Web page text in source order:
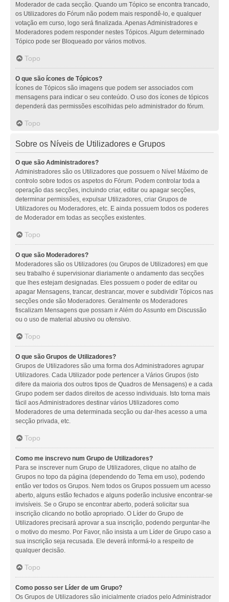
Moderador de cada secção. Quando um Tópico se encontra trancado,
os Utilizadores do Fórum não podem mais respondê-lo, e qualquer
votação em curso, logo será finalizada. Apenas Administradores e
Moderadores podem responder nestes Tópicos. Algum determinado
Tópico pode ser Bloqueado por vários motivos.
Topo
O que são ícones de Tópicos?
Ícones de Tópicos são imagens que podem ser associados com
mensagens para indicar o seu conteúdo. O uso dos ícones de tópicos
dependerá das permissões escolhidas pelo administrador do fórum.
Topo
Sobre os Níveis de Utilizadores e Grupos
O que são Administradores?
Administradores são os Utilizadores que possuem o Nível Máximo de
controlo sobre todos os aspetos do Fórum. Podem controlar toda a
operação das secções, incluindo criar, editar ou apagar secções,
determinar permissões, expulsar Utilizadores, criar Grupos de
Utilizadores ou Moderadores, etc. E ainda possuem todos os poderes
de Moderador em todas as secções existentes.
Topo
O que são Moderadores?
Moderadores são os Utilizadores (ou Grupos de Utilizadores) em que
seu trabalho é supervisionar diariamente o andamento das secções
que lhes estejam designadas. Eles possuem o poder de editar ou
apagar Mensagens, trancar, destrancar, mover e subdividir Tópicos nas
secções onde são Moderadores. Geralmente os Moderadores
fiscalizam Mensagens que possam ir Além do Assunto em Discussão
ou o uso de material abusivo ou ofensivo.
Topo
O que são Grupos de Utilizadores?
Grupos de Utilizadores são uma forma dos Administradores agrupar
Utilizadores. Cada Utilizador pode pertencer a Vários Grupos (isto
difere da maioria dos outros tipos de Quadros de Mensagens) e a cada
Grupo podem ser dados direitos de acesso individuais. Isto torna mais
fácil aos Administradores destinar vários Utilizadores como
Moderadores de uma determinada secção ou dar-lhes acesso a uma
secção privada, etc.
Topo
Como me inscrevo num Grupo de Utilizadores?
Para se inscrever num Grupo de Utilizadores, clique no atalho de
Grupos no topo da página (dependendo do Tema em uso), podendo
então ver todos os Grupos. Nem todos os Grupos possuem um acesso
aberto, alguns estão fechados e alguns poderão inclusive encontrar-se
invisíveis. Se o Grupo se encontrar aberto, poderá solicitar sua
inscrição clicando no botão apropriado. O Líder do Grupo de
Utilizadores precisará aprovar a sua inscrição, podendo perguntar-lhe
o motivo do mesmo. Por Favor, não insista a um Líder de Grupo caso a
sua inscrição seja recusada. Ele deverá informá-lo a respeito de
qualquer decisão.
Topo
Como posso ser Líder de um Grupo?
Os Grupos de Utilizadores são inicialmente criados pelo Administrador